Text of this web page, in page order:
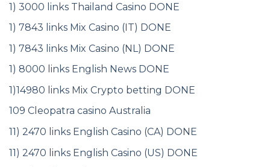
1) 3000 links Thailand Casino DONE
1) 7843 links Mix Casino (IT) DONE
1) 7843 links Mix Casino (NL) DONE
1) 8000 links English News DONE
1)14980 links Mix Crypto betting DONE
109 Cleopatra casino Australia
11) 2470 links English Casino (CA) DONE
11) 2470 links English Casino (US) DONE